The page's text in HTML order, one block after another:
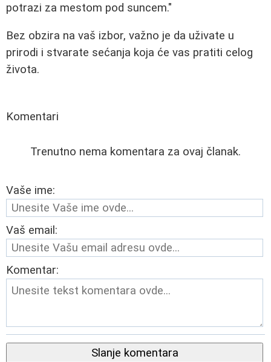
potrazi za mestom pod suncem."
Bez obzira na vaš izbor, važno je da uživate u
prirodi i stvarate sećanja koja će vas pratiti celog
života.
Komentari
Trenutno nema komentara za ovaj članak.
Vaše ime:
Vaš email:
Komentar:
Slanje komentara